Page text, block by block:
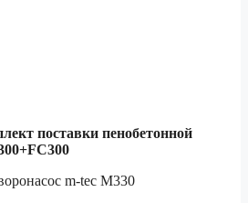
поставки пенобетонной
m-tec M330